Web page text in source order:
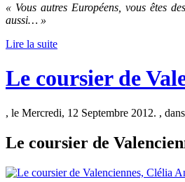
« Vous autres Européens, vous êtes
aussi… »
Lire la suite
Le coursier de
, le Mercredi, 12 Septembre 2012. , dans
Le coursier de